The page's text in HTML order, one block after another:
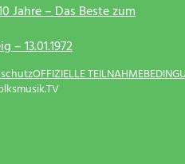
Jahre – Das Beste zum
– 13.01.1972
OFFIZIELLE